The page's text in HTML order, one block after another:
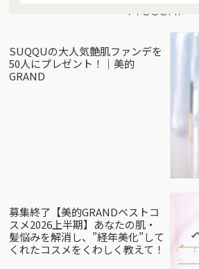
Present
SUQQUの大人気艶肌ファンデを
50人にプレゼント！｜美的
GRAND
募集終了【美的GRANDベストコ
スメ2026上半期】あなたの肌・
髪悩みを解消し、”経年美化”して
くれたコスメをくわしく教えて！